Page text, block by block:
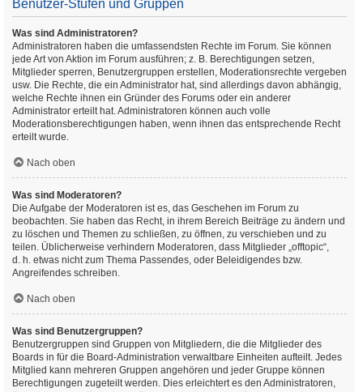
Benutzer-Stufen und Gruppen
Was sind Administratoren?
Administratoren haben die umfassendsten Rechte im Forum. Sie können
jede Art von Aktion im Forum ausführen; z. B. Berechtigungen setzen,
Mitglieder sperren, Benutzergruppen erstellen, Moderationsrechte vergeben
usw. Die Rechte, die ein Administrator hat, sind allerdings davon abhängig,
welche Rechte ihnen ein Gründer des Forums oder ein anderer
Administrator erteilt hat. Administratoren können auch volle
Moderationsberechtigungen haben, wenn ihnen das entsprechende Recht
erteilt wurde.
Nach oben
Was sind Moderatoren?
Die Aufgabe der Moderatoren ist es, das Geschehen im Forum zu
beobachten. Sie haben das Recht, in ihrem Bereich Beiträge zu ändern und
zu löschen und Themen zu schließen, zu öffnen, zu verschieben und zu
teilen. Üblicherweise verhindern Moderatoren, dass Mitglieder „offtopic“,
d. h. etwas nicht zum Thema Passendes, oder Beleidigendes bzw.
Angreifendes schreiben.
Nach oben
Was sind Benutzergruppen?
Benutzergruppen sind Gruppen von Mitgliedern, die die Mitglieder des
Boards in für die Board-Administration verwaltbare Einheiten aufteilt. Jedes
Mitglied kann mehreren Gruppen angehören und jeder Gruppe können
Berechtigungen zugeteilt werden. Dies erleichtert es den Administratoren,